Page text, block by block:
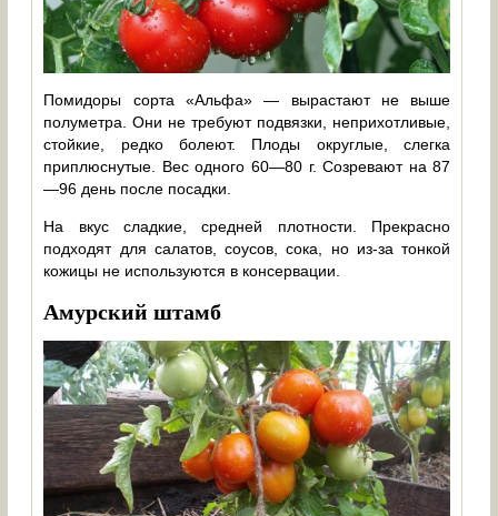
Помидоры сорта «Альфа» — вырастают не выше
полуметра. Они не требуют подвязки, неприхотливые,
стойкие, редко болеют. Плоды округлые, слегка
приплюснутые. Вес одного 60—80 г. Созревают на 87
—96 день после посадки.
На вкус сладкие, средней плотности. Прекрасно
подходят для салатов, соусов, сока, но из-за тонкой
кожицы не используются в консервации.
Амурский штамб